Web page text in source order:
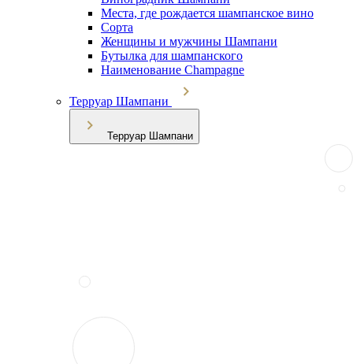
Места, где рождается шампанское вино
Сорта
Женщины и мужчины Шампани
Бутылка для шампанского
Наименование Champagne
Терруар Шампани
Терруар Шампани